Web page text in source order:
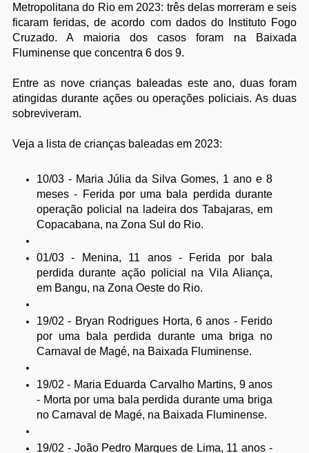
Metropolitana do Rio em 2023: três delas morreram e seis
ficaram feridas, de acordo com dados do Instituto Fogo
Cruzado. A maioria dos casos foram na Baixada
Fluminense que concentra 6 dos 9.
Entre as nove crianças baleadas este ano, duas foram
atingidas durante ações ou operações policiais. As duas
sobreviveram.
Veja a lista de crianças baleadas em 2023:
10/03 - Maria Júlia da Silva Gomes, 1 ano e 8
meses - Ferida por uma bala perdida durante
operação policial na ladeira dos Tabajaras, em
Copacabana, na Zona Sul do Rio.
01/03 - Menina, 11 anos - Ferida por bala
perdida durante ação policial na Vila Aliança,
em Bangu, na Zona Oeste do Rio.
19/02 - Bryan Rodrigues Horta, 6 anos - Ferido
por uma bala perdida durante uma briga no
Carnaval de Magé, na Baixada Fluminense.
19/02 - Maria Eduarda Carvalho Martins, 9 anos
- Morta por uma bala perdida durante uma briga
no Carnaval de Magé, na Baixada Fluminense.
19/02 - João Pedro Marques de Lima, 11 anos -